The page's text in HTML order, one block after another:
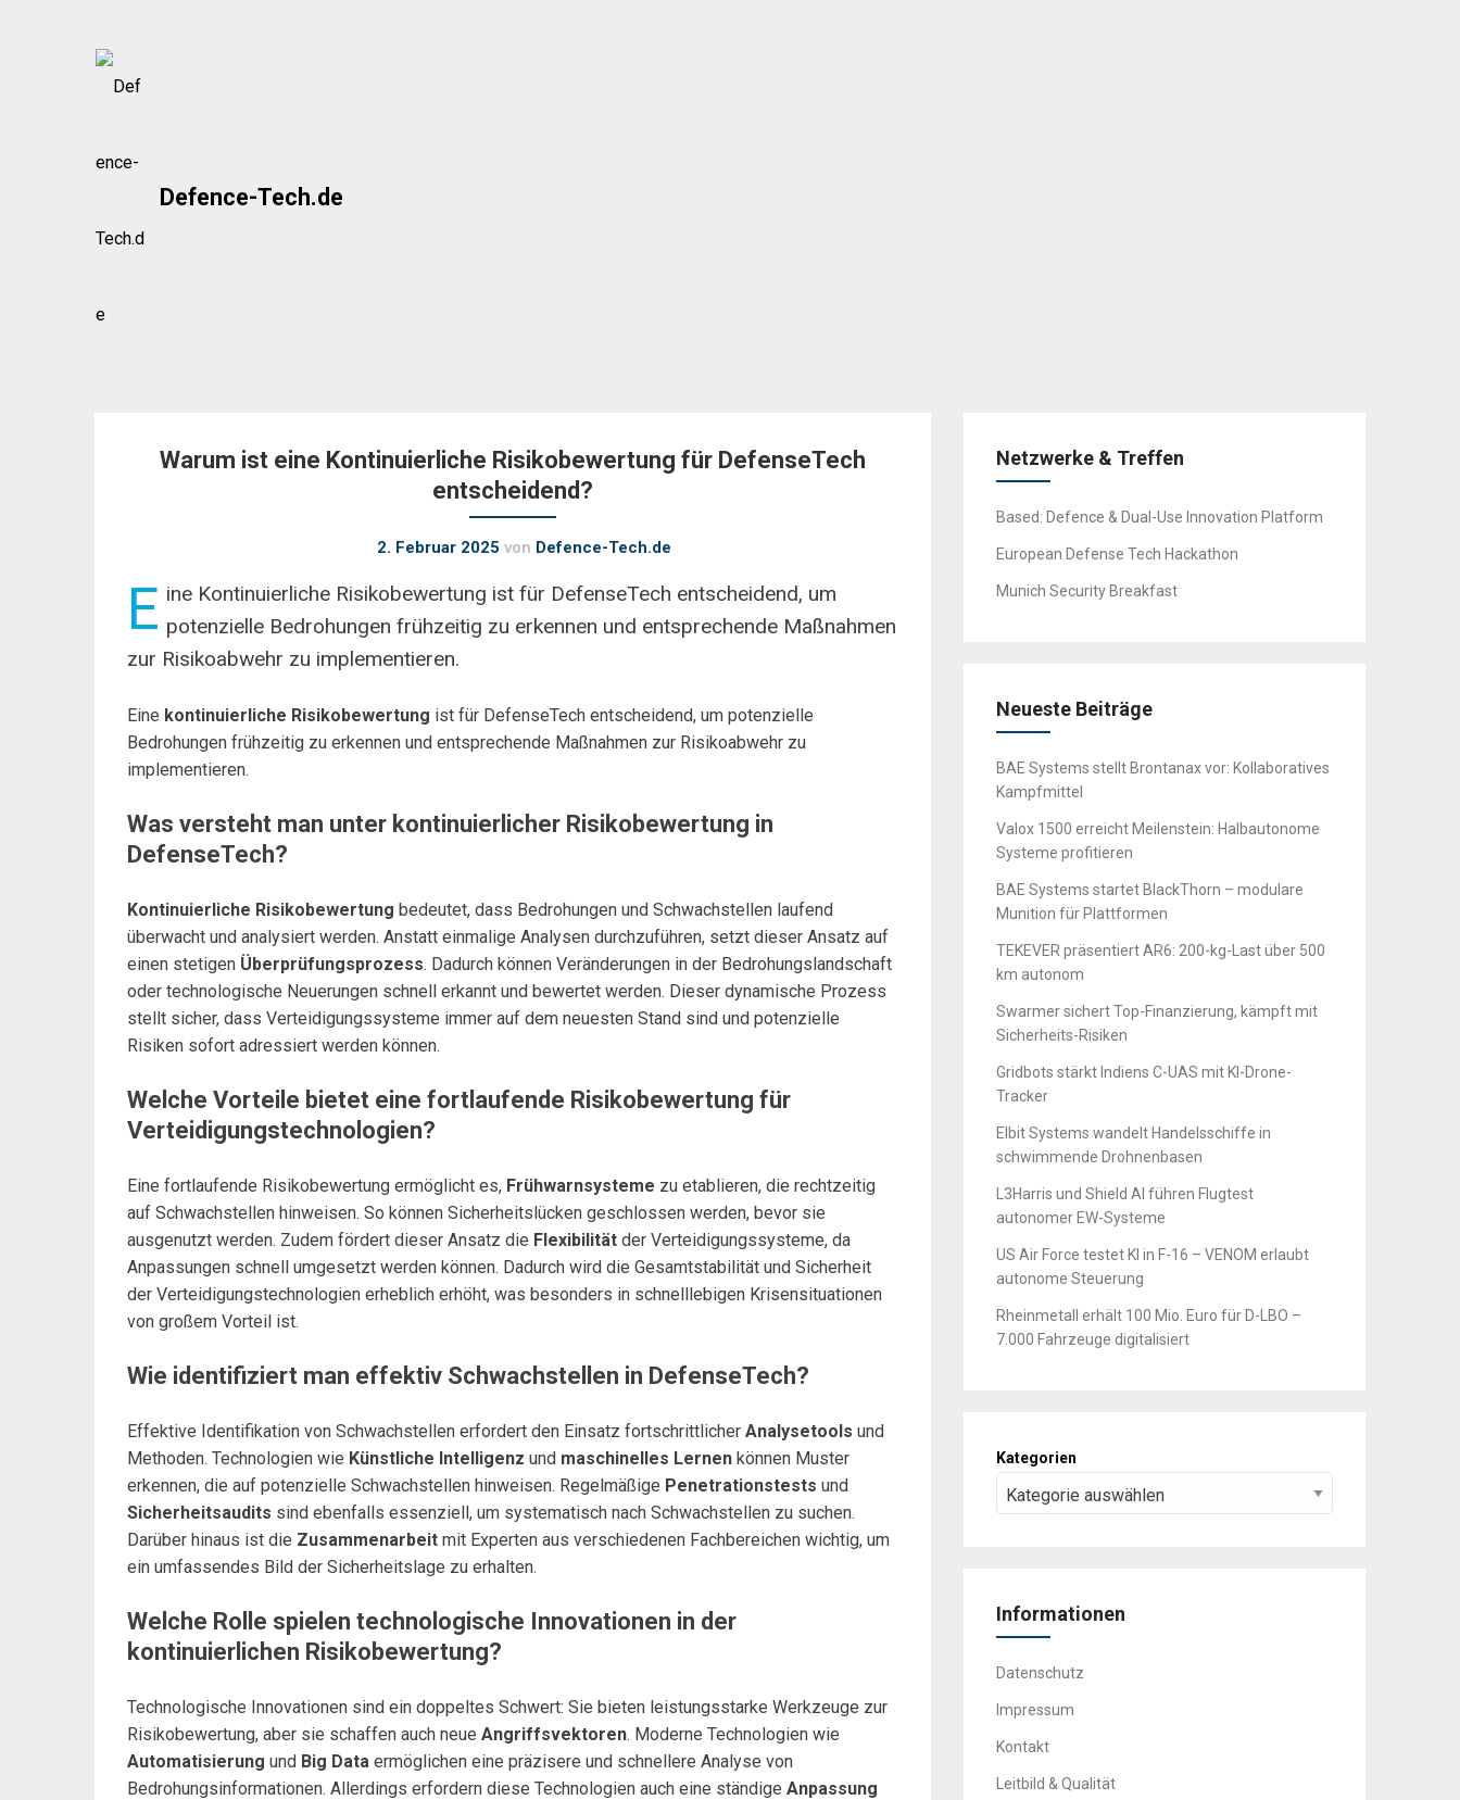
Defence-Tech.de
Warum ist eine Kontinuierliche Risikobewertung für DefenseTech
entscheidend?
2. Februar 2025 von Defence-Tech.de
E ine Kontinuierliche Risikobewertung ist für DefenseTech entscheidend, um
potenzielle Bedrohungen frühzeitig zu erkennen und entsprechende Maßnahmen
zur Risikoabwehr zu implementieren.
Eine kontinuierliche Risikobewertung ist für DefenseTech entscheidend, um potenzielle
Bedrohungen frühzeitig zu erkennen und entsprechende Maßnahmen zur Risikoabwehr zu
implementieren.
Was versteht man unter kontinuierlicher Risikobewertung in
DefenseTech?
Kontinuierliche Risikobewertung bedeutet, dass Bedrohungen und Schwachstellen laufend
überwacht und analysiert werden. Anstatt einmalige Analysen durchzuführen, setzt dieser Ansatz auf
einen stetigen Überprüfungsprozess. Dadurch können Veränderungen in der Bedrohungslandschaft
oder technologische Neuerungen schnell erkannt und bewertet werden. Dieser dynamische Prozess
stellt sicher, dass Verteidigungssysteme immer auf dem neuesten Stand sind und potenzielle
Risiken sofort adressiert werden können.
Welche Vorteile bietet eine fortlaufende Risikobewertung für
Verteidigungstechnologien?
Eine fortlaufende Risikobewertung ermöglicht es, Frühwarnsysteme zu etablieren, die rechtzeitig
auf Schwachstellen hinweisen. So können Sicherheitslücken geschlossen werden, bevor sie
ausgenutzt werden. Zudem fördert dieser Ansatz die Flexibilität der Verteidigungssysteme, da
Anpassungen schnell umgesetzt werden können. Dadurch wird die Gesamtstabilität und Sicherheit
der Verteidigungstechnologien erheblich erhöht, was besonders in schnelllebigen Krisensituationen
von großem Vorteil ist.
Wie identifiziert man effektiv Schwachstellen in DefenseTech?
Effektive Identifikation von Schwachstellen erfordert den Einsatz fortschrittlicher Analysetools und
Methoden. Technologien wie Künstliche Intelligenz und maschinelles Lernen können Muster
erkennen, die auf potenzielle Schwachstellen hinweisen. Regelmäßige Penetrationstests und
Sicherheitsaudits sind ebenfalls essenziell, um systematisch nach Schwachstellen zu suchen.
Darüber hinaus ist die Zusammenarbeit mit Experten aus verschiedenen Fachbereichen wichtig, um
ein umfassendes Bild der Sicherheitslage zu erhalten.
Welche Rolle spielen technologische Innovationen in der
kontinuierlichen Risikobewertung?
Technologische Innovationen sind ein doppeltes Schwert: Sie bieten leistungsstarke Werkzeuge zur
Risikobewertung, aber sie schaffen auch neue Angriffsvektoren. Moderne Technologien wie
Automatisierung und Big Data ermöglichen eine präzisere und schnellere Analyse von
Bedrohungsinformationen. Allerdings erfordern diese Technologien auch eine ständige Anpassung
Netzwerke & Treffen
Based: Defence & Dual-Use Innovation Platform
European Defense Tech Hackathon
Munich Security Breakfast
Neueste Beiträge
BAE Systems stellt Brontanax vor: Kollaboratives
Kampfmittel
Valox 1500 erreicht Meilenstein: Halbautonome
Systeme profitieren
BAE Systems startet BlackThorn – modulare
Munition für Plattformen
TEKEVER präsentiert AR6: 200-kg-Last über 500
km autonom
Swarmer sichert Top-Finanzierung, kämpft mit
Sicherheits-Risiken
Gridbots stärkt Indiens C-UAS mit KI-Drone-
Tracker
Elbit Systems wandelt Handelsschiffe in
schwimmende Drohnenbasen
L3Harris und Shield AI führen Flugtest
autonomer EW-Systeme
US Air Force testet KI in F-16 – VENOM erlaubt
autonome Steuerung
Rheinmetall erhält 100 Mio. Euro für D-LBO –
7.000 Fahrzeuge digitalisiert
Kategorien
Informationen
Datenschutz
Impressum
Kontakt
Leitbild & Qualität